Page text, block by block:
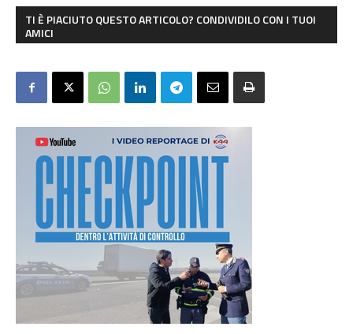
TI È PIACIUTO QUESTO ARTICOLO? CONDIVIDILO CON I TUOI
AMICI